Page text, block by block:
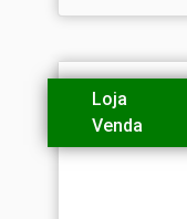
Loja
Venda